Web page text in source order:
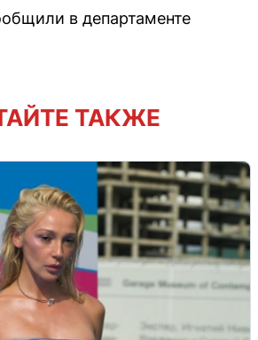
в департаменте
ТАКЖЕ